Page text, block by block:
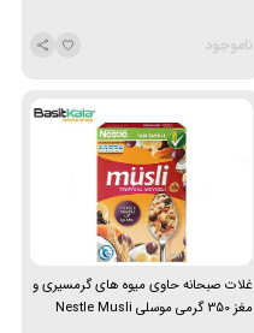
ناموجود
غلات صبحانه حاوی میوه های گرمسیری و
مغز 350 گرمی موسلی Nestle Musli